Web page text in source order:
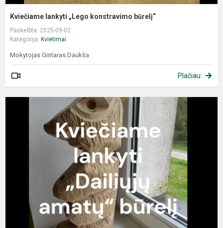
Kviečiame lankyti „Lego konstravimo būrelį“
Paskelbta: 2025-09-02
Kategorija: Kvietimai
Mokytojas Gintaras Daukša
Plačiau